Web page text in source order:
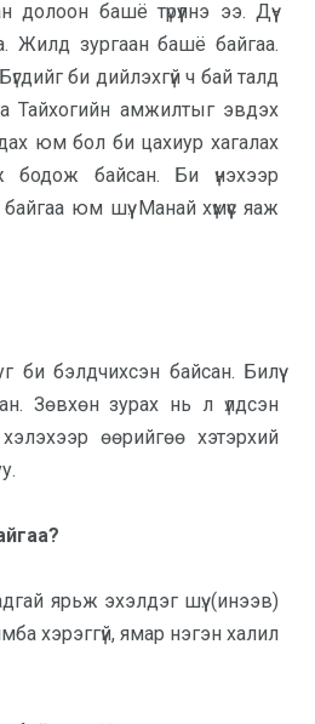
башё түрүүлнэ ээ. Дүү­
Жилд зургаан башё байгаа.
би дийлэхгүй ч бай талд
Тайхогийн амжилтыг эвдэх
юм бол би цахиур хагалах
байсан. Би үнэхээр
юм шүү. Манай хүмүүс яаж
би бэлд­чих­сэн байсан. Билүү
Зөвхөн зурах нь л үлдсэн
өөрийгөө хэтэр­хий
ярьж эхэл­дэг шүү. (инээв)
хэрэггүй, ямар нэгэн халил